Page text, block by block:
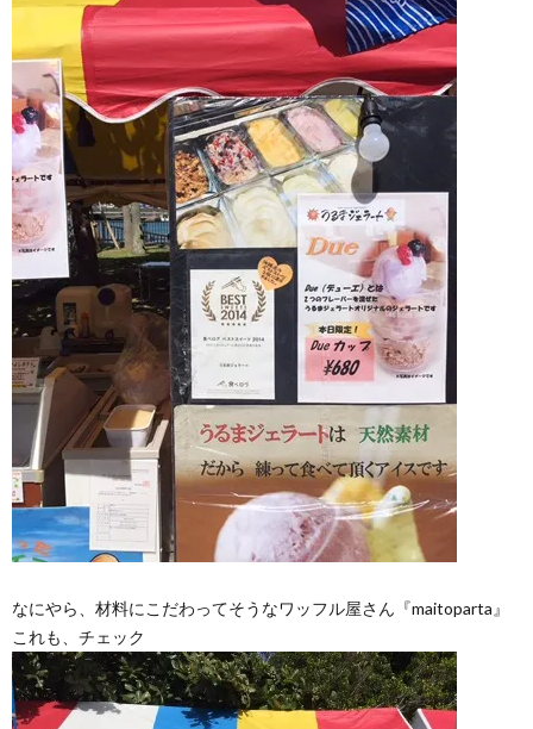
なにやら、材料にこだわってそうなワッフル屋さん『maitoparta』
これも、チェック